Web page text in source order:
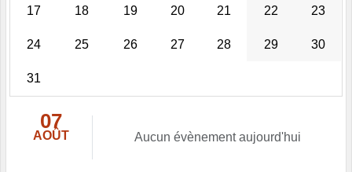
17 18 19 20 21 22 23
24 25 26 27 28 29 30
31
07
AOÛT Aucun évènement aujourd'hui